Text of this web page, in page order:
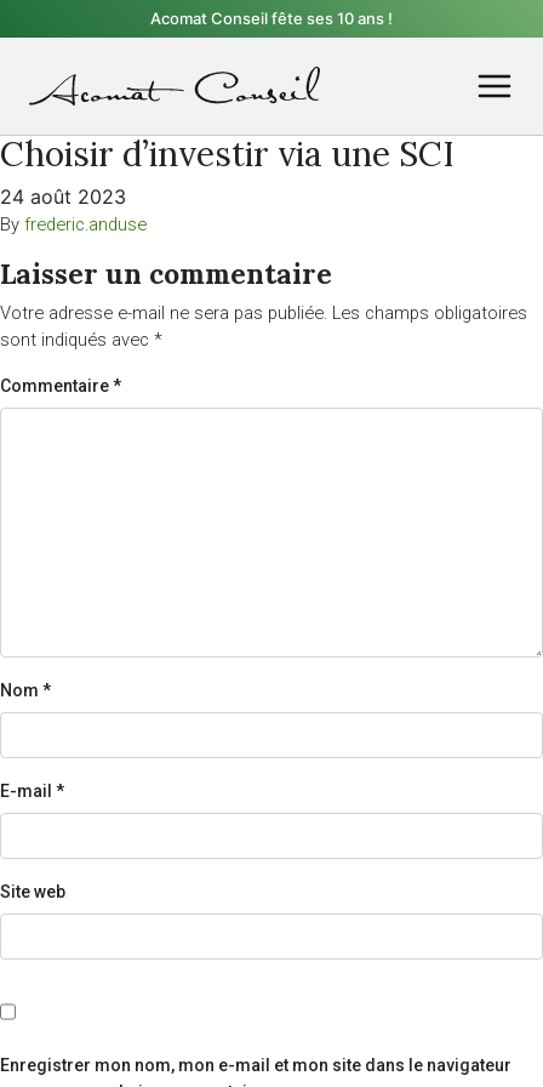
Acomat Conseil fête ses 10 ans !
Choisir d’investir via une SCI
24 août 2023
By frederic.anduse
Laisser un commentaire
Votre adresse e-mail ne sera pas publiée. Les champs obligatoires
sont indiqués avec *
Commentaire*
Nom *
E-mail *
Site web
Enregistrer mon nom, mon e-mail et mon site dans le navigateur